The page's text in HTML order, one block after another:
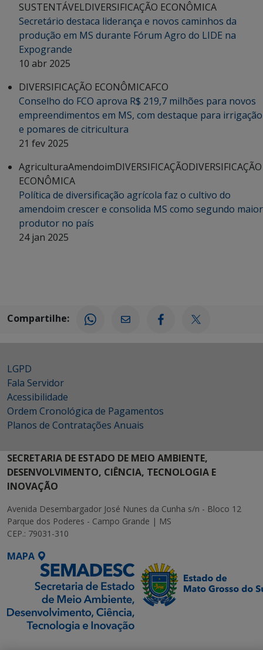
SUSTENTÁVELDIVERSIFICAÇÃO ECONÔMICA
Secretário destaca liderança e novos caminhos da
produção em MS durante Fórum Agro do LIDE na
Expogrande
10 abr 2025
DIVERSIFICAÇÃO ECONÔMICAFCO
Conselho do FCO aprova R$ 219,7 milhões para novos
empreendimentos em MS, com destaque para irrigação
e pomares de citricultura
21 fev 2025
AgriculturaAmendoimDIVERSIFICAÇÃODIVERSIFICAÇÃO
ECONÔMICA
Política de diversificação agrícola faz o cultivo do
amendoim crescer e consolida MS como segundo maior
produtor no país
24 jan 2025
Compartilhe:
LGPD
Fala Servidor
Acessibilidade
Ordem Cronológica de Pagamentos
Planos de Contratações Anuais
SECRETARIA DE ESTADO DE MEIO AMBIENTE,
DESENVOLVIMENTO, CIÊNCIA, TECNOLOGIA E
INOVAÇÃO
Avenida Desembargador José Nunes da Cunha s/n - Bloco 12
Parque dos Poderes - Campo Grande | MS
CEP.: 79031-310
MAPA